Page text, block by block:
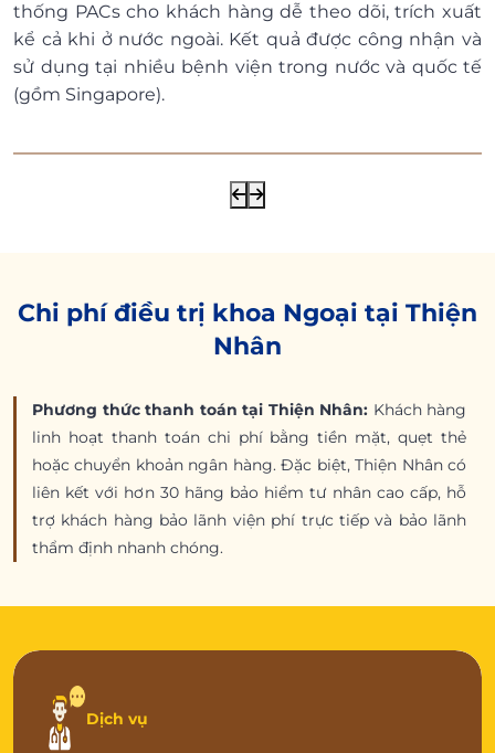
thống PACs cho khách hàng dễ theo dõi, trích xuất
kể cả khi ở nước ngoài. Kết quả được công nhận và
sử dụng tại nhiều bệnh viện trong nước và quốc tế
(gồm Singapore).
Chi phí điều trị khoa Ngoại tại Thiện
Nhân
Phương thức thanh toán tại Thiện Nhân: Khách hàng
linh hoạt thanh toán chi phí bằng tiền mặt, quẹt thẻ
hoặc chuyển khoản ngân hàng. Đặc biệt, Thiện Nhân có
liên kết với hơn 30 hãng bảo hiểm tư nhân cao cấp, hỗ
trợ khách hàng bảo lãnh viện phí trực tiếp và bảo lãnh
thẩm định nhanh chóng.
Dịch vụ